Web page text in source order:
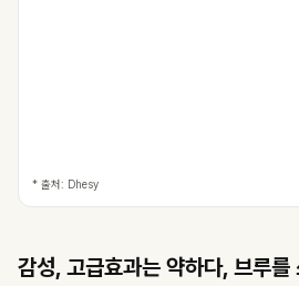
* 출처: Dhesy
감성, 고급효과는 약하다, 브루